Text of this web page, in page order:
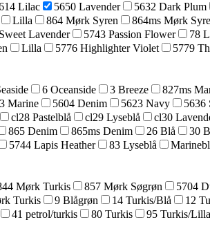
Lilac 5650 Lavender 5632 Dark Plum
Lilla 864 Mørk Syren 864ms Mørk
Lavender 5743 Passion Flower 78
Lilla 5776 Highlighter Violet 5779
6 Oceanside 3 Breeze 827ms
Marine 5604 Denim 5623 Navy 5636
cl28 Pastelblå cl29 Lyseblå cl30
865 Denim 865ms Denim 26 Blå 30
5744 Lapis Heather 83 Lyseblå
Mørk Turkis 857 Mørk Søgrøn 5704
Turkis 9 Blågrøn 14 Turkis/Blå 12
41 petrol/turkis 80 Turkis 95 Turkis/Lilla